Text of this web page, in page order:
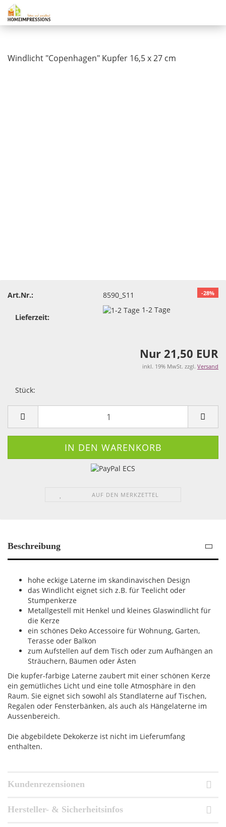
Windlicht "Copenhagen" Kupfer 16,5 x 27 cm
-28%
Art.Nr.: 8590_S11
Lieferzeit:
1-2 Tage
Nur 21,50 EUR
inkl. 19% MwSt. zzgl. Versand
Stück:
AUF DEN MERKZETTEL
Beschreibung
hohe eckige Laterne im skandinavischen Design
das Windlicht eignet sich z.B. für Teelicht oder
Stumpenkerze
Metallgestell mit Henkel und kleines Glaswindlicht für
die Kerze
ein schönes Deko Accessoire für Wohnung, Garten,
Terasse oder Balkon
zum Aufstellen auf dem Tisch oder zum Aufhängen an
Sträuchern, Bäumen oder Ästen
Die kupfer-farbige Laterne zaubert mit einer schönen Kerze
ein gemütliches Licht und eine tolle Atmosphäre in den
Raum. Sie eignet sich sowohl als Standlaterne auf Tischen,
Regalen oder Fensterbänken, als auch als Hängelaterne im
Aussenbereich.
Die abgebildete Dekokerze ist nicht im Lieferumfang
enthalten.
Kundenrezensionen
Hersteller- & Sicherheitsinfos